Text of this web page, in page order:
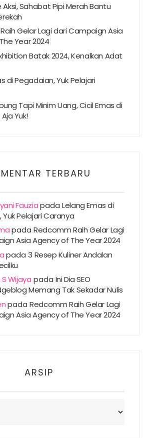
Aksi, Sahabat Pipi Merah Bantu
Gelar Lagi dari Campaign Asia
Year 2024
Batak 2024, Kenalkan Adat
di Pegadaian, Yuk Pelajari
Tapi Minim Uang, Cicil Emas di
Yuk!
TERBARU
FauziapadaLelang Emas di
Pelajari Caranya
padaRedcomm Raih Gelar Lagi
Asia Agency of The Year 2024
pada3 Resep Kuliner Andalan
Wijaya pada Ini Dia SEO
Memang Tak Sekadar Nulis
padaRedcomm Raih Gelar Lagi
Asia Agency of The Year 2024
ARSIP